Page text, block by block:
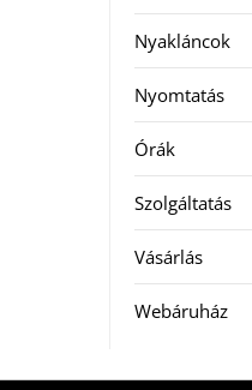
Nyakláncok
Nyomtatás
Órák
Szolgáltatás
Vásárlás
Webáruház